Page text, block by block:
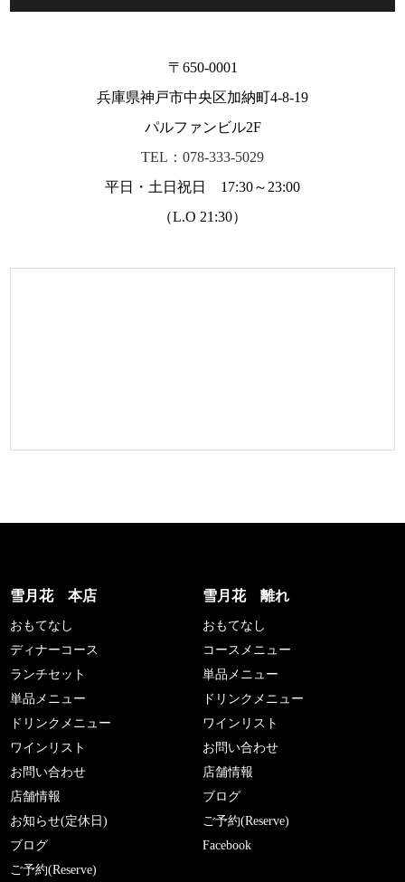
〒650-0001
兵庫県神戸市中央区加納町4-8-19
パルファンビル2F
TEL：078-333-5029
平日・土日祝日 17:30～23:00
（L.O 21:30）
雪月花 本店
おもてなし
ディナーコース
ランチセット
単品メニュー
ドリンクメニュー
ワインリスト
お問い合わせ
店舗情報
お知らせ(定休日)
ブログ
ご予約(Reserve)
雪月花 離れ
おもてなし
コースメニュー
単品メニュー
ドリンクメニュー
ワインリスト
お問い合わせ
店舗情報
ブログ
ご予約(Reserve)
Facebook